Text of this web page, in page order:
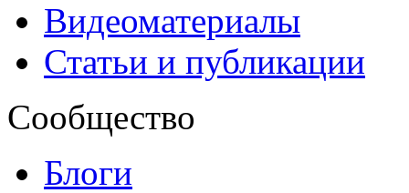
Видеоматериалы
Статьи и публикации
Сообщество
Блоги